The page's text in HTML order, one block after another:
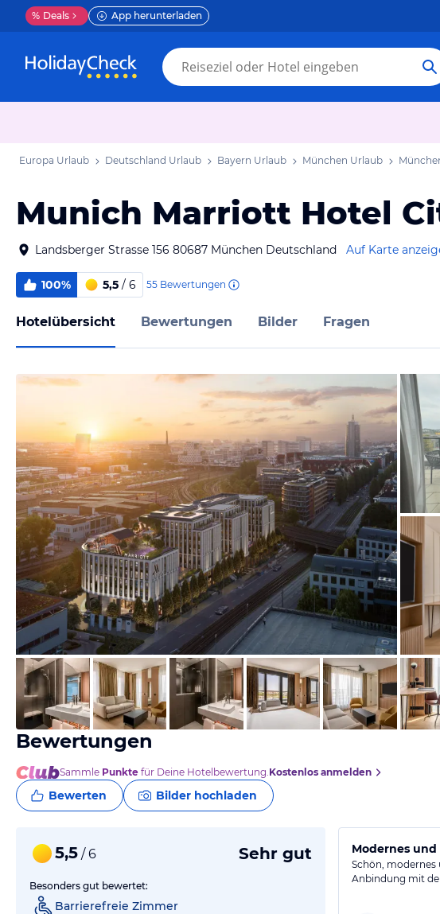
% Deals App herunterladen
Europa Urlaub Deutschland Urlaub Bayern Urlaub München Urlaub
Munich Marriott Hotel
Landsberger Strasse 156 80687 München Deutschland Auf Karte
100% 5,5 / 6 55 Bewertungen
Hotelübersicht Bewertungen Bilder Fragen
vom Hotelier, Mai 2024
von
vom
Bewertungen
Sammle Punkte für Deine Hotelbewertung.Kostenlos anmelden
Bewerten Bilder hochladen
5,5 / 6 Sehr gut
Besonders gut bewertet:
Barrierefreie Zimmer
Modernes und
Schön, modernes
Anbindung mit